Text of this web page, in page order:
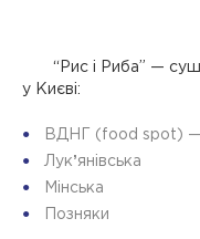
“Рис і Риба” —
у Києві:
ВДНГ (food spot) —
Лукʼянівська
Мінська
Позняки